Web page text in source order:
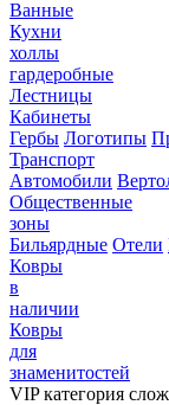
Ванные
Кухни
холлы
гардеробные
Лестницы
Кабинеты
Гербы Логотипы
Транспорт
Автомобили
Общественные
зоны
Бильярдные Отели
Ковры
в
наличии
Ковры
для
знаменитостей
VIP категория